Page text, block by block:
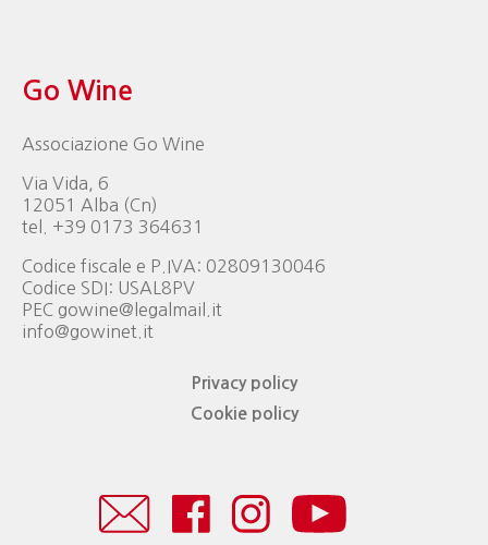
Go Wine
Associazione Go Wine
Via Vida, 6
12051 Alba (Cn)
tel. +39 0173 364631
Codice fiscale e P.IVA: 02809130046
Codice SDI: USAL8PV
PEC gowine@legalmail.it
info@gowinet.it
Privacy policy
Cookie policy